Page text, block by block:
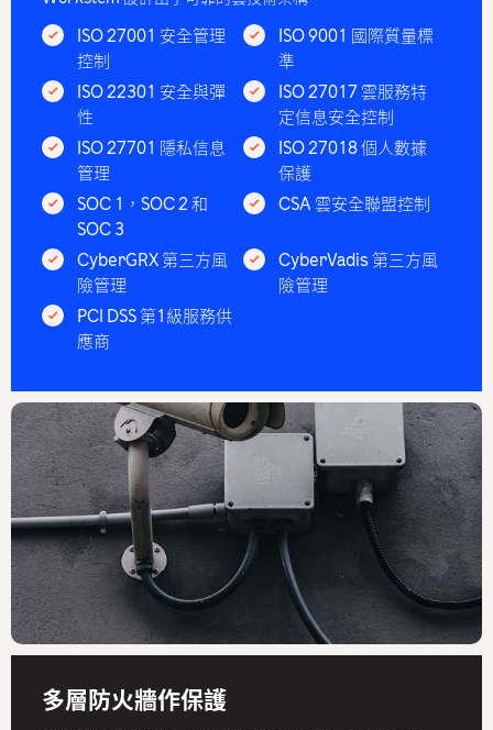
ISO 27001 安全管理
控制
ISO 9001 國際質量標
準
ISO 22301 安全與彈
性
ISO 27017 雲服務特
定信息安全控制
ISO 27701 隱私信息
管理
ISO 27018 個人數據
保護
SOC 1，SOC 2 和
SOC 3
CSA 雲安全聯盟控制
CyberGRX 第三方風
險管理
CyberVadis 第三方風
險管理
PCI DSS 第1級服務供
應商
多層防火牆作保護